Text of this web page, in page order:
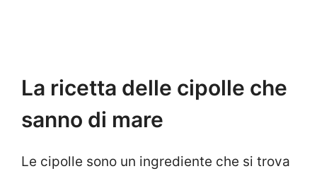
La ricetta delle cipolle che
sanno di mare
Le cipolle sono un ingrediente che si trova